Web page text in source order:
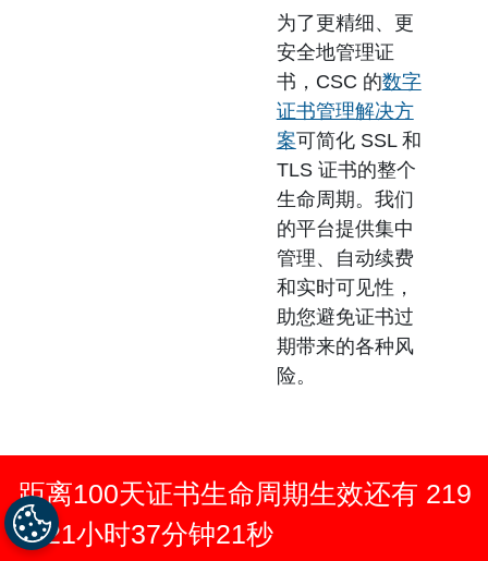
为了更精细、更
安全地管理证
书，CSC 的数字
证书管理解决方
案可简化 SSL 和
TLS 证书的整个
生命周期。我们
的平台提供集中
管理、自动续费
和实时可见性，
助您避免证书过
期带来的各种风
险。
距离100天证书生命周期生效还有 219
天21小时37分钟20秒